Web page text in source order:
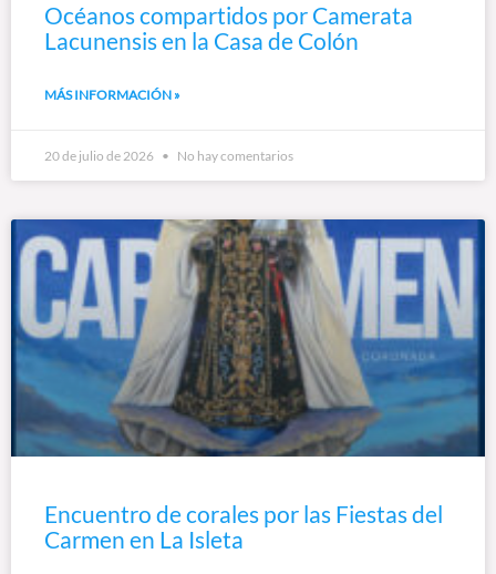
Océanos compartidos por Camerata
Lacunensis en la Casa de Colón
MÁS INFORMACIÓN »
20 de julio de 2026 No hay comentarios
Encuentro de corales por las Fiestas del
Carmen en La Isleta